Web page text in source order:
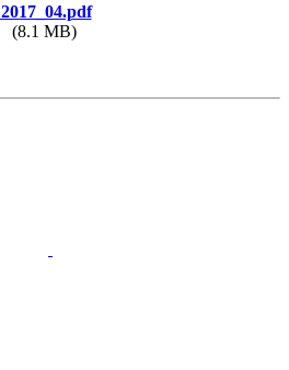
2017_04.pdf
(8.1 MB)